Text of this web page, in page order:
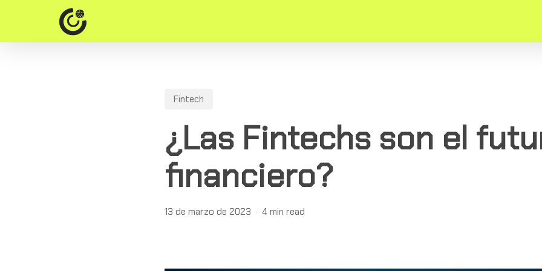
main
Fintech
¿Las Fintechs son el
financiero?
13 de marzo de 2023 4 min read